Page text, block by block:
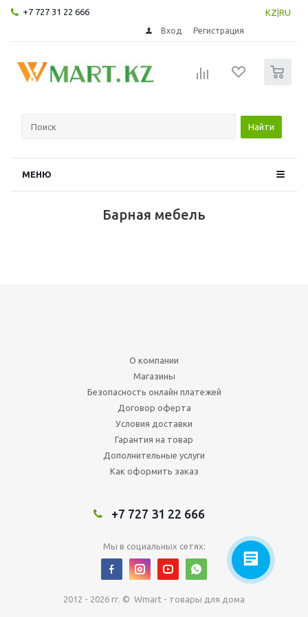
+7 727 31 22 666 KZ RU
Вход Регистрация
Найти
МЕНЮ
Барная мебель
О компании
Магазины
Безопасность онлайн платежей
Договор оферта
Условия доставки
Гарантия на товар
Дополнительные услуги
Как оформить заказ
+7 727 31 22 666
Мы в социальных сетях:
2012 - 2026 гг. © Wmart - товары для дома